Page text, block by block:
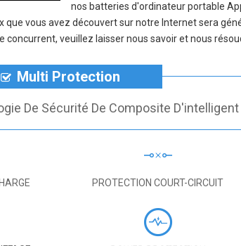
nos batteries d'ordinateur portable
vous avez découvert sur notre Internet sera
veuillez laisser nous savoir et nous
Multi Protection
De Sécurité De Composite D'intelligent
PROTECTION COURT-CIRCUIT